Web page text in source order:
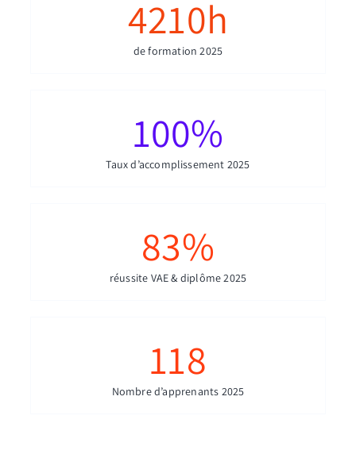
4210h
de formation 2025
100%
Taux d’accomplissement 2025
83%
réussite VAE & diplôme 2025
118
Nombre d’apprenants 2025